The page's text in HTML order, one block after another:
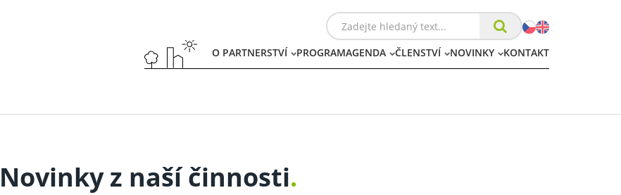
O PARTNERSTVÍ PROGRAMAGENDA ČLENSTVÍ NOVINKY KONTAKT
Novinky z naší činnosti.